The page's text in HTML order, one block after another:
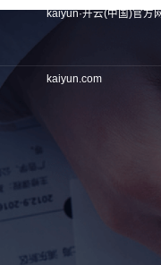
kaiyun·开云(中国)官方
kaiyun.com